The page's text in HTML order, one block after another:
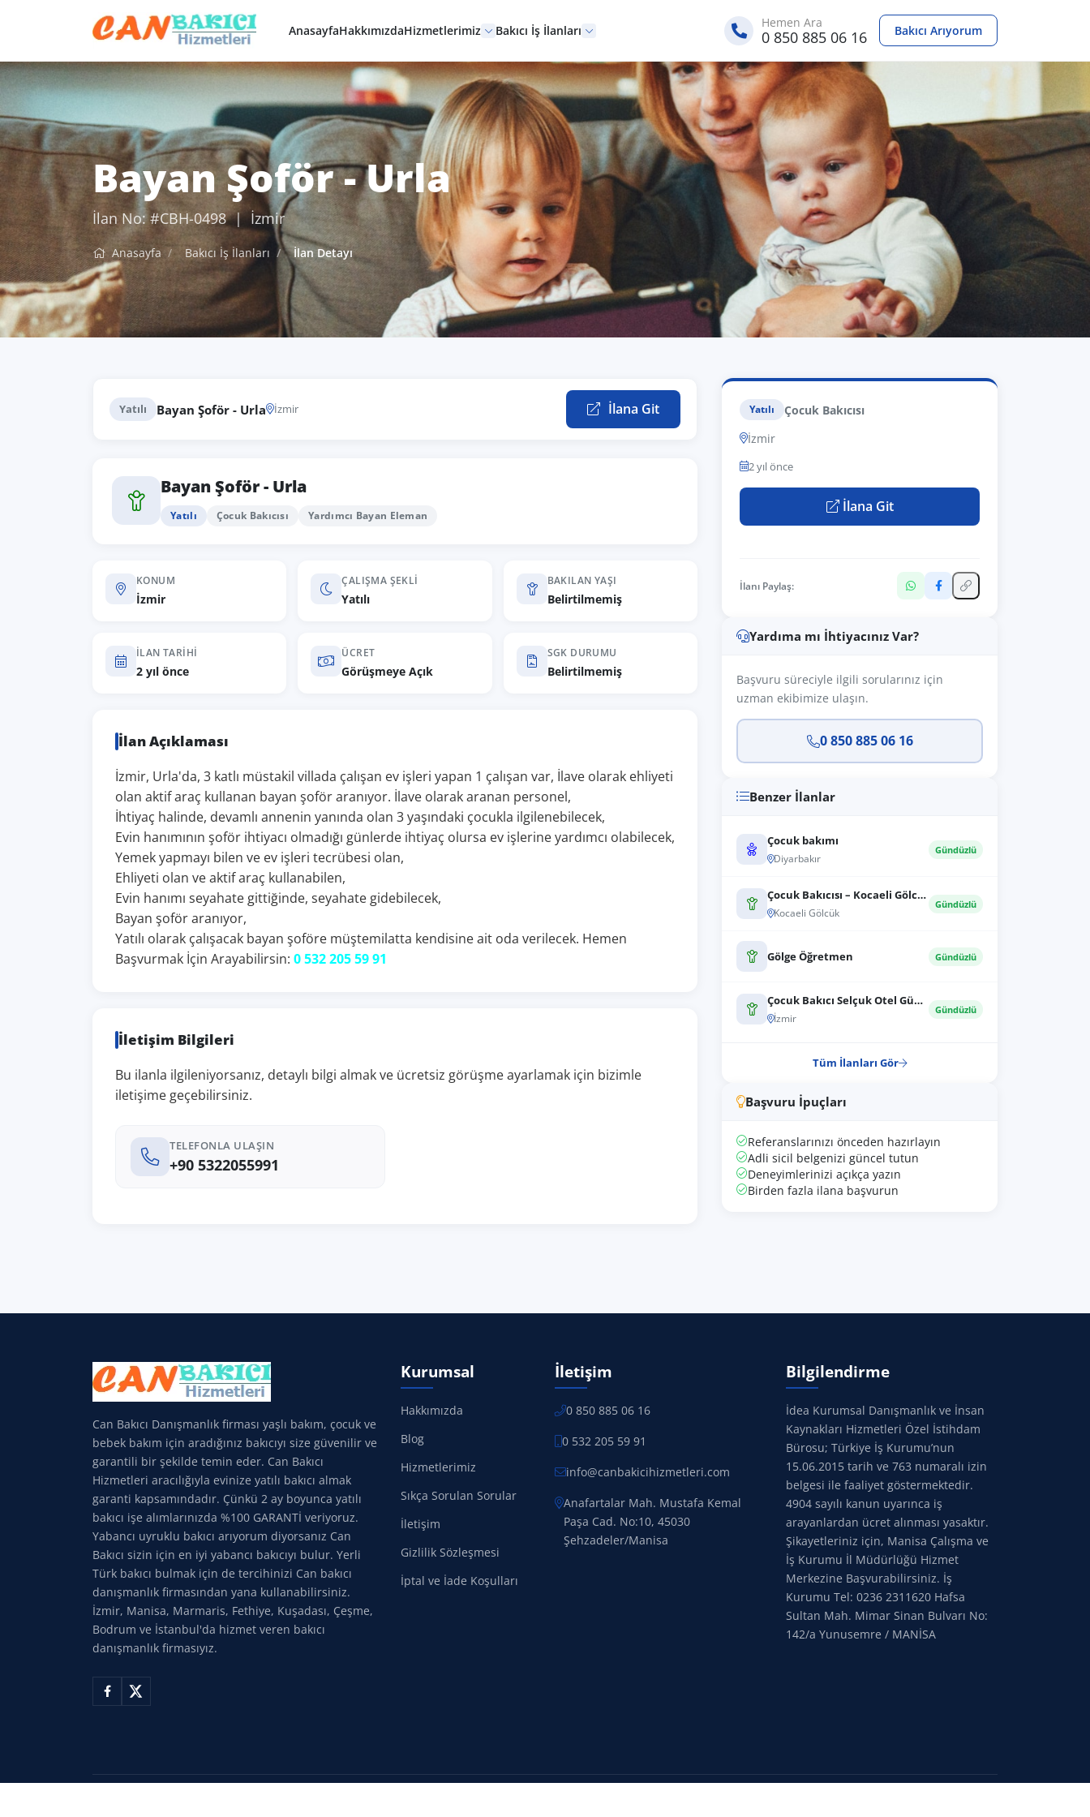
AnasayfaHakkımızdaHizmetlerimiz Bakıcı İş İlanları
Hemen Ara
0 850 885 06 16 Bakıcı Arıyorum
Bayan Şoför - Urla
İlan No: #CBH-0498 | İzmir
Anasayfa Bakıcı İş İlanları İlan Detayı
Yatılı Bayan Şoför - Urla İzmir İlana Git
Bayan Şoför - Urla
Yatılı Çocuk Bakıcısı Yardımcı Bayan Eleman
KONUM
İzmir
ÇALIŞMA ŞEKLI
Yatılı
BAKILAN YAŞI
Belirtilmemiş
İLAN TARIHI
2 yıl önce
ÜCRET
Görüşmeye Açık
SGK DURUMU
Belirtilmemiş
İlan Açıklaması
İzmir, Urla'da, 3 katlı müstakil villada çalışan ev işleri yapan 1 çalışan var, İlave olarak ehliyeti
olan aktif araç kullanan bayan şoför aranıyor. İlave olarak aranan personel,
İhtiyaç halinde, devamlı annenin yanında olan 3 yaşındaki çocukla ilgilenebilecek,
Evin hanımının şoför ihtiyacı olmadığı günlerde ihtiyaç olursa ev işlerine yardımcı olabilecek,
Yemek yapmayı bilen ve ev işleri tecrübesi olan,
Ehliyeti olan ve aktif araç kullanabilen,
Evin hanımı seyahate gittiğinde, seyahate gidebilecek,
Bayan şoför aranıyor,
Yatılı olarak çalışacak bayan şoföre müştemilatta kendisine ait oda verilecek. Hemen
Başvurmak İçin Arayabilirsin: 0 532 205 59 91
İletişim Bilgileri
Bu ilanla ilgileniyorsanız, detaylı bilgi almak ve ücretsiz görüşme ayarlamak için bizimle
iletişime geçebilirsiniz.
TELEFONLA ULAŞIN
+90 5322055991
Yatılı
Çocuk Bakıcısı
İzmir
2 yıl önce
İlana Git
İlanı Paylaş:
Yardıma mı İhtiyacınız Var?
Başvuru süreciyle ilgili sorularınız için
uzman ekibimize ulaşın.
0 850 885 06 16
Benzer İlanlar
Çocuk bakımı
Diyarbakır
Gündüzlü
Çocuk Bakıcısı – Kocaeli Gölcük
Kocaeli Gölcük
Gündüzlü
Gölge Öğretmen Gündüzlü
Çocuk Bakıcı Selçuk Otel Gündüz Çalışma...
İzmir
Gündüzlü
Tüm İlanları Gör
Başvuru İpuçları
Referanslarınızı önceden hazırlayın
Adli sicil belgenizi güncel tutun
Deneyimlerinizi açıkça yazın
Birden fazla ilana başvurun
Can Bakıcı Danışmanlık firması yaşlı bakım, çocuk ve
bebek bakım için aradığınız bakıcıyı size güvenilir ve
garantili bir şekilde temin eder. Can Bakıcı
Hizmetleri aracılığıyla evinize yatılı bakıcı almak
garanti kapsamındadır. Çünkü 2 ay boyunca yatılı
bakıcı işe alımlarınızda %100 GARANTİ veriyoruz.
Yabancı uyruklu bakıcı arıyorum diyorsanız Can
Bakıcı sizin için en iyi yabancı bakıcıyı bulur. Yerli
Türk bakıcı bulmak için de tercihinizi Can bakıcı
danışmanlık firmasından yana kullanabilirsiniz.
İzmir, Manisa, Marmaris, Fethiye, Kuşadası, Çeşme,
Bodrum ve İstanbul'da hizmet veren bakıcı
danışmanlık firmasıyız.
Kurumsal
Hakkımızda
Blog
Hizmetlerimiz
Sıkça Sorulan Sorular
İletişim
Gizlilik Sözleşmesi
İptal ve İade Koşulları
İletişim
0 850 885 06 16
0 532 205 59 91
info@canbakicihizmetleri.com
Anafartalar Mah. Mustafa Kemal
Paşa Cad. No:10, 45030
Şehzadeler/Manisa
Bilgilendirme
İdea Kurumsal Danışmanlık ve İnsan
Kaynakları Hizmetleri Özel İstihdam
Bürosu; Türkiye İş Kurumu’nun
15.06.2015 tarih ve 763 numaralı izin
belgesi ile faaliyet göstermektedir.
4904 sayılı kanun uyarınca iş
arayanlardan ücret alınması yasaktır.
Şikayetleriniz için, Manisa Çalışma ve
İş Kurumu İl Müdürlüğü Hizmet
Merkezine Başvurabilirsiniz. İş
Kurumu Tel: 0236 2311620 Hafsa
Sultan Mah. Mimar Sinan Bulvarı No:
142/a Yunusemre / MANİSA